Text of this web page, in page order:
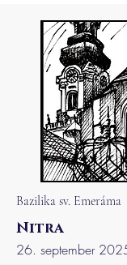
Bazilika sv. Emeráma
Nitra
26. september